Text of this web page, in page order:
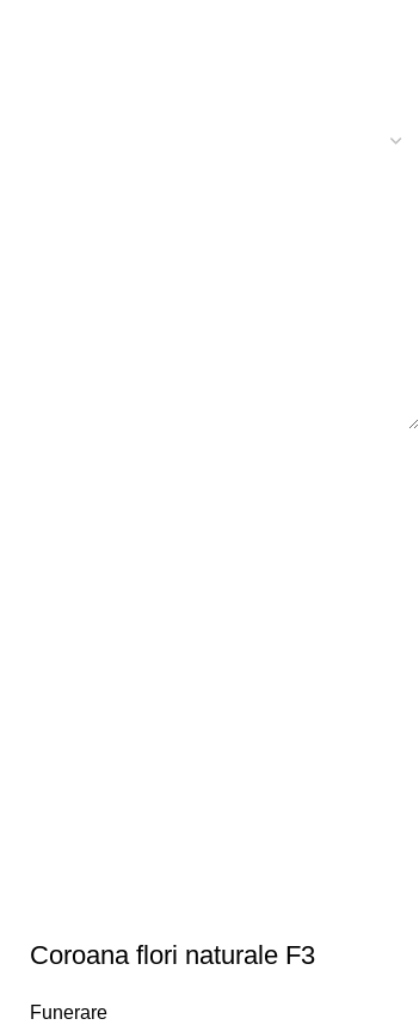
Coroana flori naturale F3
Funerare